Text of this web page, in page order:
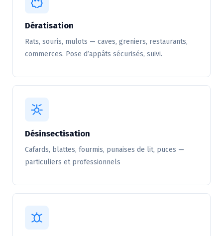
Dératisation
Rats, souris, mulots — caves, greniers, restaurants,
commerces. Pose d’appâts sécurisés, suivi.
Désinsectisation
Cafards, blattes, fourmis, punaises de lit, puces —
particuliers et professionnels